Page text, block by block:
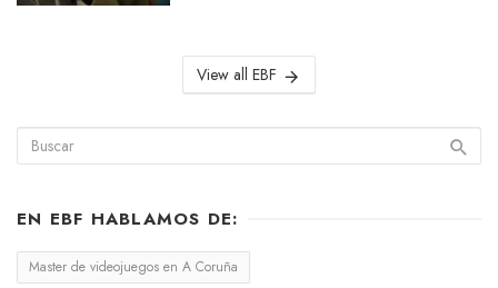
View all EBF
EN EBF HABLAMOS DE:
Master de videojuegos en A Coruña